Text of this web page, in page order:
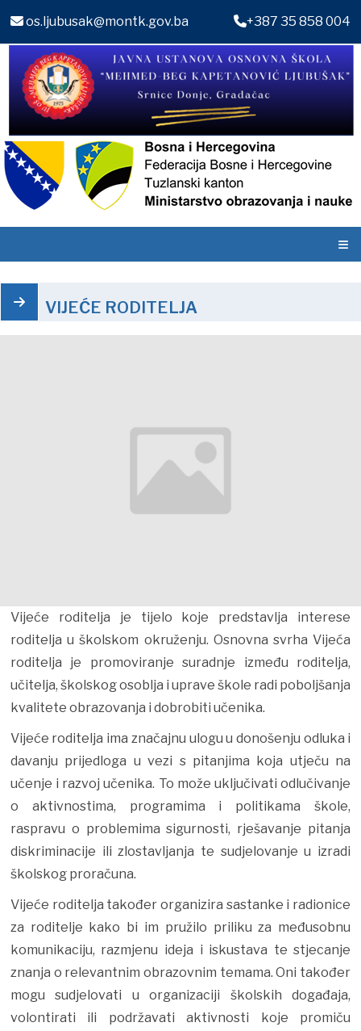
os.ljubusak@montk.gov.ba +387 35 858 004
≡
VIJEĆE RODITELJA
Vijeće roditelja je tijelo koje predstavlja interese
roditelja u školskom okruženju. Osnovna svrha Vijeća
roditelja je promoviranje suradnje između roditelja,
učitelja, školskog osoblja i uprave škole radi poboljšanja
kvalitete obrazovanja i dobrobiti učenika.
Vijeće roditelja ima značajnu ulogu u donošenju odluka i
davanju prijedloga u vezi s pitanjima koja utječu na
učenje i razvoj učenika. To može uključivati odlučivanje
o aktivnostima, programima i politikama škole,
raspravu o problemima sigurnosti, rješavanje pitanja
diskriminacije ili zlostavljanja te sudjelovanje u izradi
školskog proračuna.
Vijeće roditelja također organizira sastanke i radionice
za roditelje kako bi im pružilo priliku za međusobnu
komunikaciju, razmjenu ideja i iskustava te stjecanje
znanja o relevantnim obrazovnim temama. Oni također
mogu sudjelovati u organizaciji školskih događaja,
volontirati ili podržavati aktivnosti koje promiču